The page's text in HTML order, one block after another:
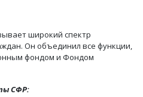
широкий спектр
Он объединил все функции,
фондом и Фондом
СФР: